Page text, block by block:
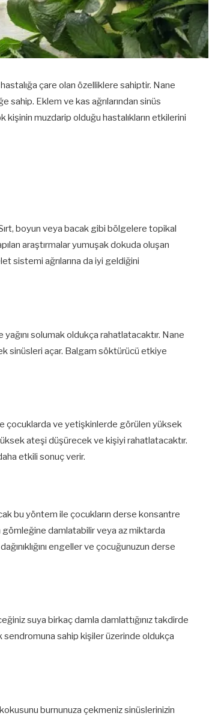
çare olan özelliklere sahiptir. Nane
sahip. Eklem ve kas ağrılarından sinüs
kişinin muzdarip olduğu hastalıkların etkilerini
boyun veya bacak gibi bölgelere topikal
araştırmalar yumuşak dokuda oluşan
sistemi ağrılarına da iyi geldiğini
solumak oldukça rahatlatacaktır. Nane
sinüsleri açar. Balgam söktürücü etkiye
çocuklarda ve yetişkinlerde görülen yüksek
ateşi düşürecek ve kişiyi rahatlatacaktır.
etkili sonuç verir.
bu yöntem ile çocukların derse konsantre
gömleğine damlatabilir veya az miktarda
engeller ve çocuğunuzun derse
suya birkaç damla damlattığınız takdirde
sahip kişiler üzerinde oldukça
burnunuza çekmeniz sinüslerinizin